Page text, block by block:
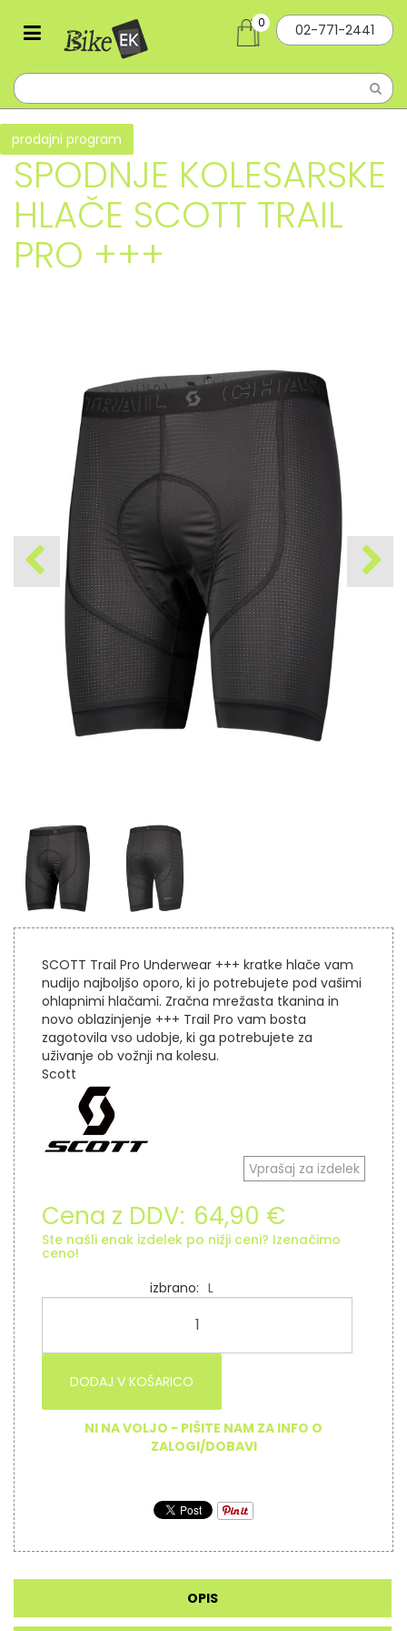
02-771-2441
0
prodajni program
SPODNJE KOLESARSKE
HLAČE SCOTT TRAIL
PRO +++
SCOTT Trail Pro Underwear +++ kratke hlače vam
nudijo najboljšo oporo, ki jo potrebujete pod vašimi
ohlapnimi hlačami. Zračna mrežasta tkanina in
novo oblazinjenje +++ Trail Pro vam bosta
zagotovila vso udobje, ki ga potrebujete za
uživanje ob vožnji na kolesu.
Scott
Vprašaj za izdelek
Cena z DDV: 64,90 €
Ste našli enak izdelek po nižji ceni? Izenačimo
ceno!
izbrano
L
DODAJ V KOŠARICO
NI NA VOLJO - PIŠITE NAM ZA INFO O
ZALOGI/DOBAVI
OPIS